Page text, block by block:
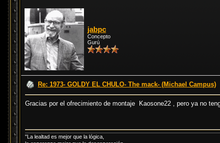
jabpc
Concepto
Gurú
Re: 1973- GOLDY EL CHULO- The mack- (Michael Campus)
Gracias por el ofrecimiento de montaje Kaosone22 , pero ya no
"La lealtad es mejor que la lógica,